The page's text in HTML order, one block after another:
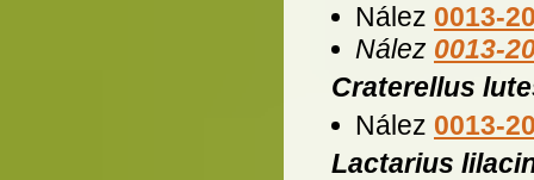
Nález 0013-
Nález 0013-
Craterellus
Nález 0013-
Lactarius